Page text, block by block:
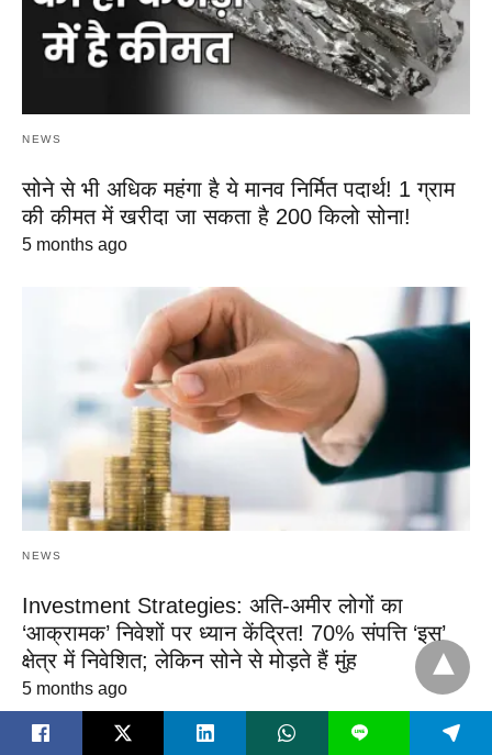
NEWS
सोने से भी अधिक महंगा है ये मानव निर्मित पदार्थ! 1 ग्राम
की कीमत में खरीदा जा सकता है 200 किलो सोना!
5 months ago
NEWS
Investment Strategies: अति-अमीर लोगों का
‘आक्रामक’ निवेशों पर ध्यान केंद्रित! 70% संपत्ति ‘इस’
क्षेत्र में निवेशित; लेकिन सोने से मोड़ते हैं मुंह
5 months ago
L